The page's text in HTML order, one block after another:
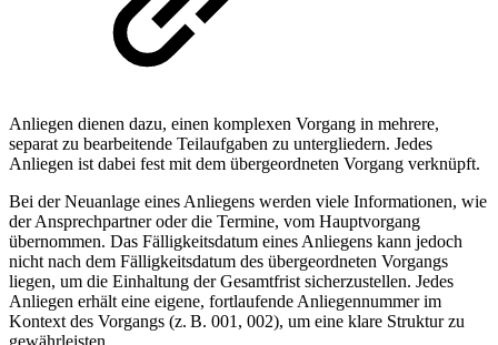
Anliegen dienen dazu, einen komplexen Vorgang in mehrere,
separat zu bearbeitende Teilaufgaben zu untergliedern. Jedes
Anliegen ist dabei fest mit dem übergeordneten Vorgang verknüpft.
Bei der Neuanlage eines Anliegens werden viele Informationen, wie
der Ansprechpartner oder die Termine, vom Hauptvorgang
übernommen. Das Fälligkeitsdatum eines Anliegens kann jedoch
nicht nach dem Fälligkeitsdatum des übergeordneten Vorgangs
liegen, um die Einhaltung der Gesamtfrist sicherzustellen. Jedes
Anliegen erhält eine eigene, fortlaufende Anliegennummer im
Kontext des Vorgangs (z. B. 001, 002), um eine klare Struktur zu
gewährleisten.